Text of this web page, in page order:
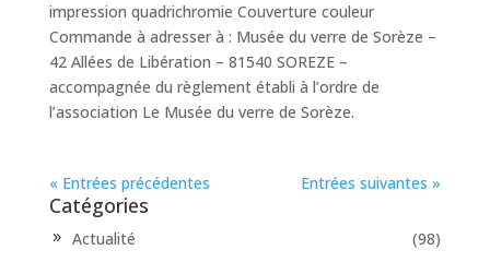
impression quadrichromie Couverture couleur
Commande à adresser à : Musée du verre de Sorèze –
42 Allées de Libération – 81540 SOREZE –
accompagnée du règlement établi à l’ordre de
l’association Le Musée du verre de Sorèze.
« Entrées précédentes Entrées suivantes »
Catégories
Actualité (98)